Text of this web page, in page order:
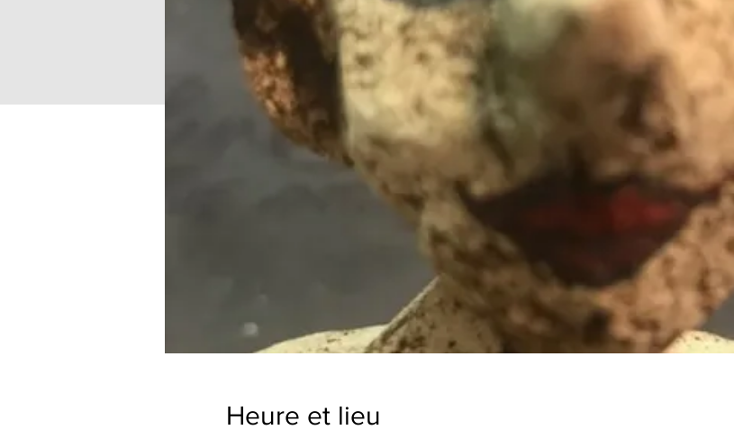
Heure et lieu